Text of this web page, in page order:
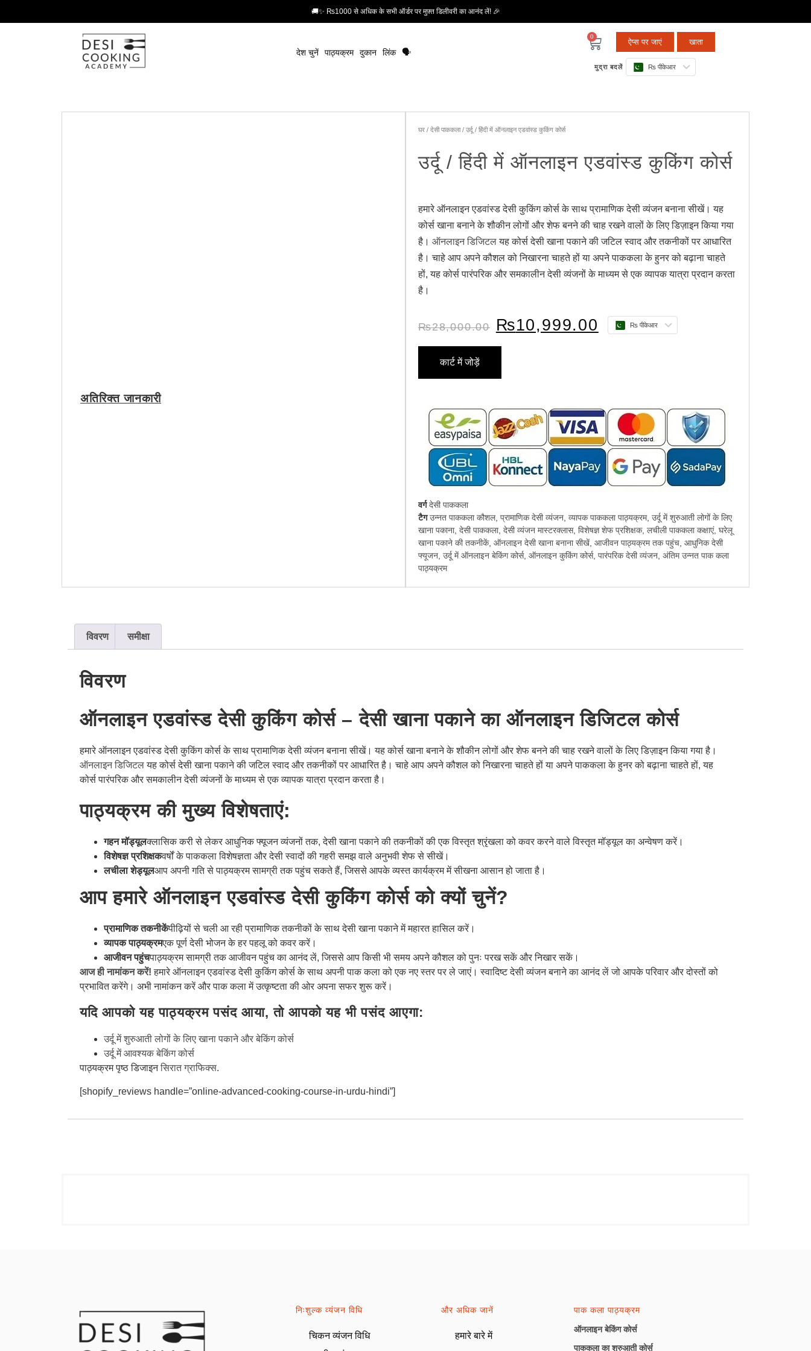
🚚✨ ₨1000 से अधिक के सभी ऑर्डर पर मुफ़्त डिलीवरी का आनंद लें! 🎉
देश चुनें पाठ्यक्रम दुकान लिंक 🗣️
0
ऐप्स पर जाएं खाता
मुद्रा बदलें ₨ पीकेआर
अतिरिक्त जानकारी
घर / देसी पाककला/ उर्दू / हिंदी में ऑनलाइन एडवांस्ड कुकिंग कोर्स
उर्दू / हिंदी में ऑनलाइन एडवांस्ड कुकिंग कोर्स
हमारे ऑनलाइन एडवांस्ड देसी कुकिंग कोर्स के साथ प्रामाणिक देसी व्यंजन बनाना सीखें। यह
कोर्स खाना बनाने के शौकीन लोगों और शेफ बनने की चाह रखने वालों के लिए डिज़ाइन किया गया
है। ऑनलाइन डिजिटलयह कोर्स देसी खाना पकाने की जटिल स्वाद और तकनीकों पर आधारित
है। चाहे आप अपने कौशल को निखारना चाहते हों या अपने पाककला के हुनर को बढ़ाना चाहते
हों, यह कोर्स पारंपरिक और समकालीन देसी व्यंजनों के माध्यम से एक व्यापक यात्रा प्रदान करता
है।
₨28,000.00 ₨10,999.00 ₨ पीकेआर
कार्ट में जोड़ें
वर्ग देसी पाककला
टैग उन्नत पाककला कौशल, प्रामाणिक देसी व्यंजन व्यापक पाककला पाठ्यक्रम, उर्दू में शुरुआती लोगों के लिए
खाना पकाना, देसी पाककला, देसी व्यंजन मास्टरक्लास, विशेषज्ञ शेफ प्रशिक्षक, लचीली पाककला कक्षाएं, घरेलू
खाना पकाने की तकनीकें, ऑनलाइन देसी खाना बनाना सीखें आजीवन पाठ्यक्रम तक पहुंच आधुनिक देसी
फ्यूजन उर्दू में ऑनलाइन बेकिंग कोर्स, ऑनलाइन कुकिंग कोर्स, पारंपरिक देसी व्यंजन अंतिम उन्नत पाक कला
पाठ्यक्रम
विवरण समीक्षा
विवरण
ऑनलाइन एडवांस्ड देसी कुकिंग कोर्स – देसी खाना पकाने का ऑनलाइन डिजिटल कोर्स
हमारे ऑनलाइन एडवांस्ड देसी कुकिंग कोर्स के साथ प्रामाणिक देसी व्यंजन बनाना सीखें। यह कोर्स खाना बनाने के शौकीन लोगों और शेफ बनने की चाह रखने वालों के लिए डिज़ाइन किया गया है।
ऑनलाइन डिजिटलयह कोर्स देसी खाना पकाने की जटिल स्वाद और तकनीकों पर आधारित है। चाहे आप अपने कौशल को निखारना चाहते हों या अपने पाककला के हुनर को बढ़ाना चाहते हों, यह
कोर्स पारंपरिक और समकालीन देसी व्यंजनों के माध्यम से एक व्यापक यात्रा प्रदान करता है।
पाठ्यक्रम की मुख्य विशेषताएं:
गहन मॉड्यूलक्लासिक करी से लेकर आधुनिक फ्यूजन व्यंजनों तक, देसी खाना पकाने की तकनीकों की एक विस्तृत श्रृंखला को कवर करने वाले विस्तृत मॉड्यूल का अन्वेषण करें।
विशेषज्ञ प्रशिक्षकवर्षों के पाककला विशेषज्ञता और देसी स्वादों की गहरी समझ वाले अनुभवी शेफ से सीखें।
लचीला शेड्यूलआप अपनी गति से पाठ्यक्रम सामग्री तक पहुंच सकते हैं, जिससे आपके व्यस्त कार्यक्रम में सीखना आसान हो जाता है।
आप हमारे ऑनलाइन एडवांस्ड देसी कुकिंग कोर्स को क्यों चुनें?
प्रामाणिक तकनीकेंपीढ़ियों से चली आ रही प्रामाणिक तकनीकों के साथ देसी खाना पकाने में महारत हासिल करें।
व्यापक पाठ्यक्रमएक पूर्ण देसी भोजन के हर पहलू को कवर करें।
आजीवन पहुंचपाठ्यक्रम सामग्री तक आजीवन पहुंच का आनंद लें, जिससे आप किसी भी समय अपने कौशल को पुनः परख सकें और निखार सकें।
आज ही नामांकन करें! हमारे ऑनलाइन एडवांस्ड देसी कुकिंग कोर्स के साथ अपनी पाक कला को एक नए स्तर पर ले जाएं। स्वादिष्ट देसी व्यंजन बनाने का आनंद लें जो आपके परिवार और दोस्तों को
प्रभावित करेंगे। अभी नामांकन करें और पाक कला में उत्कृष्टता की ओर अपना सफर शुरू करें।
यदि आपको यह पाठ्यक्रम पसंद आया, तो आपको यह भी पसंद आएगा:
उर्दू में शुरुआती लोगों के लिए खाना पकाने और बेकिंग कोर्स
उर्दू में आवश्यक बेकिंग कोर्स
पाठ्यक्रम पृष्ठ डिजाइनसिरात ग्राफिक्स.
[shopify_reviews handle=”online-advanced-cooking-course-in-urdu-hindi”]
निःशुल्क व्यंजन विधि
चिकन व्यंजन विधि
और अधिक जानें
हमारे बारे में
पाक कला पाठ्यक्रम
ऑनलाइन बेकिंग कोर्स
पाककला का शुरुआती कोर्स